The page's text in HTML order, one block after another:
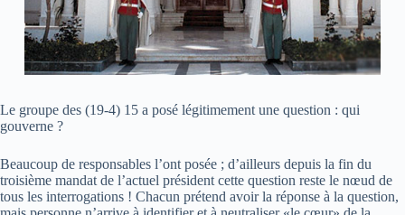
Le groupe des (19-4) 15 a posé légitimement une question : qui
gouverne ?
Beaucoup de responsables l’ont posée ; d’ailleurs depuis la fin du
troisième mandat de l’actuel président cette question reste le nœud de
tous les interrogations ! Chacun prétend avoir la réponse à la question,